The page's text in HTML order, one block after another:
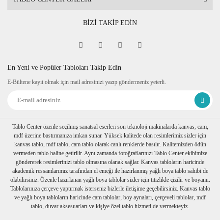
BİZİ TAKİP EDİN
En Yeni ve Popüler Tabloları Takip Edin
E-Bültene kayıt olmak için mail adresinizi yazıp göndermeniz yeterli.
Tablo Center özenle seçilmiş sanatsal eserleri son teknoloji makinalarda kanvas, cam,
mdf üzerine bastırmanıza imkan sunar. Yüksek kalitede olan resimlerimiz sizler için
kanvas tablo, mdf tablo, cam tablo olarak canlı renklerde basılır. Kalitemizden ödün
vermeden tablo haline getirilir. Aynı zamanda fotoğraflarınızı Tablo Center ekibimize
göndererek resimlerinizi tablo olmasına olanak sağlar. Kanvas tabloların haricinde
akademik ressamlarımız tarafından el emeği ile hazırlanmış yağlı boya tablo sahibi de
olabilirsiniz. Özenle hazırlanan yağlı boya tablolar sizler için titizlikle çizilir ve boyanır.
Tablolarınıza çerçeve yaptırmak isterseniz bizlerle iletişime geçebilirsiniz. Kanvas tablo
ve yağlı boya tabloların haricinde cam tablolar, boy aynaları, çerçeveli tablolar, mdf
tablo, duvar aksesuarları ve kişiye özel tablo hizmeti de vermekteyiz.